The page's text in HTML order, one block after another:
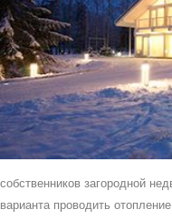
собственников загородной
варианта проводить